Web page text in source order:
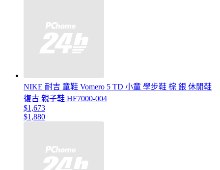
NIKE 耐吉 童鞋 Vomero 5 TD 小童 學步鞋 棕 銀 休閒鞋
復古 親子鞋 HF7000-004
$1,673
$1,880